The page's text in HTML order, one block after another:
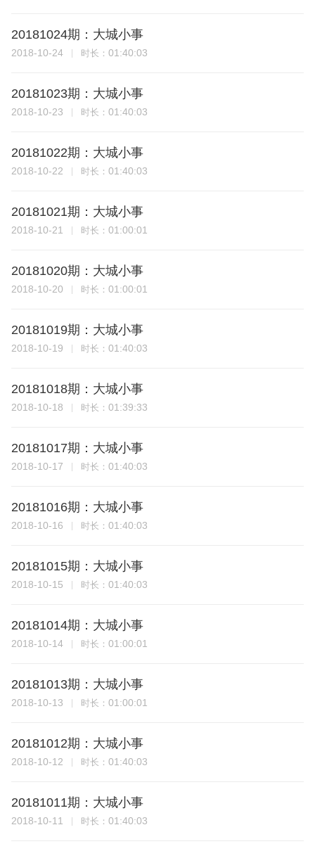
20181024期：大城小事
2018-10-24 时长： 01:40:03
20181023期：大城小事
2018-10-23 时长： 01:40:03
20181022期：大城小事
2018-10-22 时长： 01:40:03
20181021期：大城小事
2018-10-21 时长： 01:00:01
20181020期：大城小事
2018-10-20 时长： 01:00:01
20181019期：大城小事
2018-10-19 时长： 01:40:03
20181018期：大城小事
2018-10-18 时长： 01:39:33
20181017期：大城小事
2018-10-17 时长： 01:40:03
20181016期：大城小事
2018-10-16 时长： 01:40:03
20181015期：大城小事
2018-10-15 时长： 01:40:03
20181014期：大城小事
2018-10-14 时长： 01:00:01
20181013期：大城小事
2018-10-13 时长： 01:00:01
20181012期：大城小事
2018-10-12 时长： 01:40:03
20181011期：大城小事
2018-10-11 时长： 01:40:03